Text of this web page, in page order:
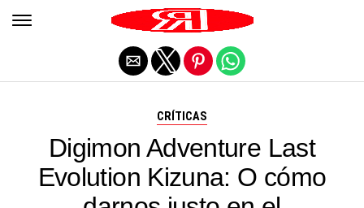
CRÍTICAS
Digimon Adventure Last
Evolution Kizuna: O cómo
Salir de la versión móvil